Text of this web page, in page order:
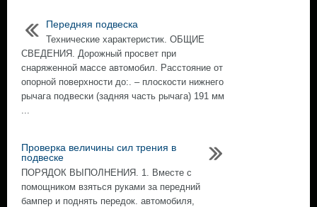
Передняя подвеска
Технические характеристик. ОБЩИЕ
СВЕДЕНИЯ. Дорожный просвет при
снаряженной массе автомобил. Расстояние от
опорной поверхности до:. – плоскости нижнего
рычага подвески (задняя часть рычага) 191 мм
...
Проверка величины сил трения в
подвеске
ПОРЯДОК ВЫПОЛНЕНИЯ. 1. Вместе с
помощником взяться руками за передний
бампер и поднять передок. автомобиля,